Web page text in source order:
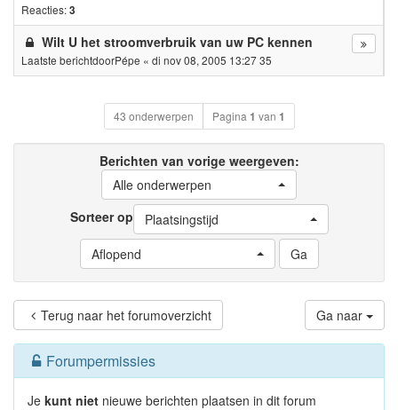
Reacties:3
Wilt U het stroomverbruik van uw PC kennen
Laatste berichtdoorPépe « di nov 08, 2005 13:27 35
43 onderwerpen Pagina 1 van 1
Berichten van vorige weergeven:
Alle onderwerpen
Sorteer op
Plaatsingstijd
Aflopend
Terug naar het forumoverzicht Ga naar
Forumpermissies
Je kunt niet nieuwe berichten plaatsen in dit forum